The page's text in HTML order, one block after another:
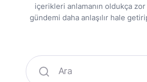
içerikleri anlamanın oldukça
gündemi daha anlaşılır hale